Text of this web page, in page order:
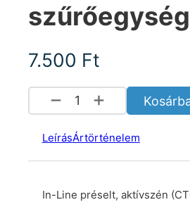
szűrőegység
7.500 Ft
In-Line préselt,
LeírásÁrtörténelem
In-Line préselt, aktívszén